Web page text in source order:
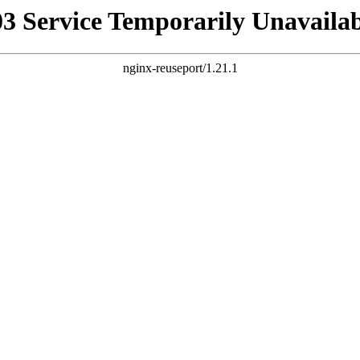
Service Temporarily
nginx-reuseport/1.21.1